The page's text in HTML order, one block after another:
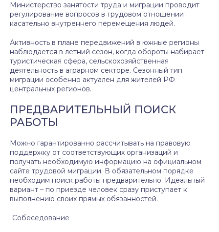
Министерство занятости труда и миграции проводит
регулирование вопросов в трудовом отношении
касательно внутреннего перемещения людей.
Активность в плане передвижений в южные регионы
наблюдается в летний сезон, когда обороты набирает
туристическая сфера, сельскохозяйственная
деятельность в аграрном секторе. Сезонный тип
миграции особенно актуален для жителей РФ
центральных регионов.
ПРЕДВАРИТЕЛЬНЫЙ ПОИСК
РАБОТЫ
Можно гарантированно рассчитывать на правовую
поддержку от соответствующих организаций и
получать необходимую информацию на официальном
сайте трудовой миграции. В обязательном порядке
необходим поиск работы предварительно. Идеальный
вариант – по приезде человек сразу приступает к
выполнению своих прямых обязанностей.
Собеседование